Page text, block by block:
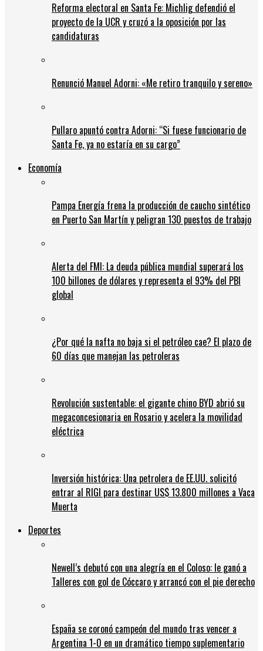
Reforma electoral en Santa Fe: Michlig defendió el
proyecto de la UCR y cruzó a la oposición por las
candidaturas
Renunció Manuel Adorni: «Me retiro tranquilo y sereno»
Pullaro apuntó contra Adorni: “Si fuese funcionario de
Santa Fe, ya no estaría en su cargo”
Economía
Pampa Energía frena la producción de caucho sintético
en Puerto San Martín y peligran 130 puestos de trabajo
Alerta del FMI: La deuda pública mundial superará los
100 billones de dólares y representa el 93% del PBI
global
¿Por qué la nafta no baja si el petróleo cae? El plazo de
60 días que manejan las petroleras
Revolución sustentable: el gigante chino BYD abrió su
megaconcesionaria en Rosario y acelera la movilidad
eléctrica
Inversión histórica: Una petrolera de EE.UU. solicitó
entrar al RIGI para destinar US$ 13.800 millones a Vaca
Muerta
Deportes
Newell’s debutó con una alegría en el Coloso: le ganó a
Talleres con gol de Cóccaro y arrancó con el pie derecho
España se coronó campeón del mundo tras vencer a
Argentina 1-0 en un dramático tiempo suplementario